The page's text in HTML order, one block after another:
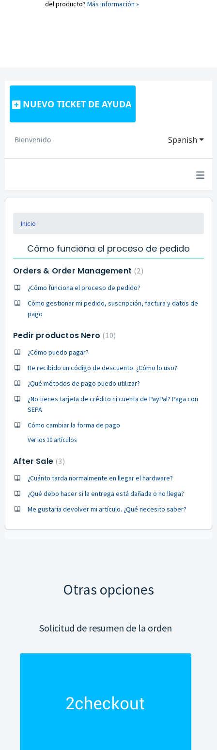
del producto? Más información »
NUEVO TICKET DE AYUDA
Spanish
Bienvenido
Inicio
Cómo funciona el proceso de pedido
Orders & Order Management 2
¿Cómo funciona el proceso de pedido?
Cómo gestionar mi pedido, suscripción, factura y datos de
pago
Pedir productos Nero 10
¿Cómo puedo pagar?
He recibido un código de descuento. ¿Cómo lo uso?
¿Qué métodos de pago puedo utilizar?
¿No tienes tarjeta de crédito ni cuenta de PayPal? Paga con
SEPA
Cómo cambiar la forma de pago
Ver los 10 artículos
After Sale 3
¿Cuánto tarda normalmente en llegar el hardware?
¿Qué debo hacer si la entrega está dañada o no llega?
Me gustaría devolver mi artículo. ¿Qué necesito saber?
Otras opciones
Solicitud de resumen de la orden